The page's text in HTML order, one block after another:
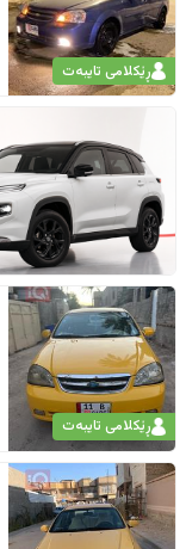
ڕێکلامی تایبەت
ڕێکلامی تایبەت